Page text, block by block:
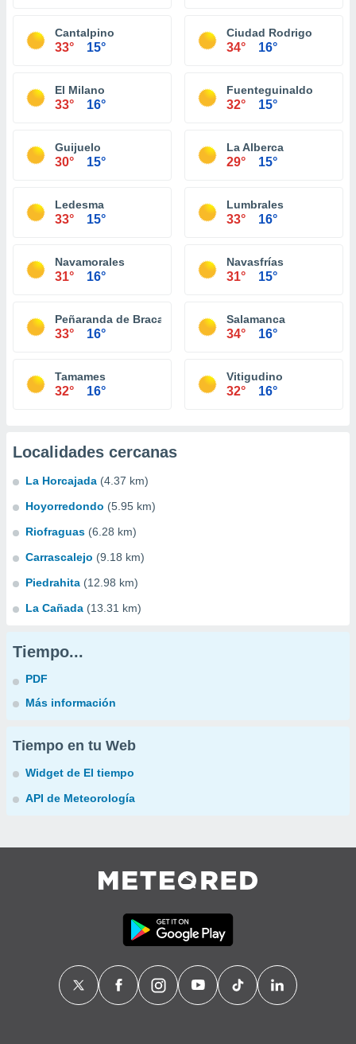
Cantalpino
33° 15°
Ciudad Rodrigo
34° 16°
El Milano
33° 16°
Fuenteguinaldo
32° 15°
Guijuelo
30° 15°
La Alberca
29° 15°
Ledesma
33° 15°
Lumbrales
33° 16°
Navamorales
31° 16°
Navasfrías
31° 15°
Peñaranda de Bracamonte
33° 16°
Salamanca
34° 16°
Tamames
32° 16°
Vitigudino
32° 16°
Localidades cercanas
La Horcajada (4.37 km)
Hoyorredondo (5.95 km)
Riofraguas (6.28 km)
Carrascalejo (9.18 km)
Piedrahita (12.98 km)
La Cañada (13.31 km)
Tiempo...
PDF
Más información
Tiempo en tu Web
Widget de El tiempo
API de Meteorología